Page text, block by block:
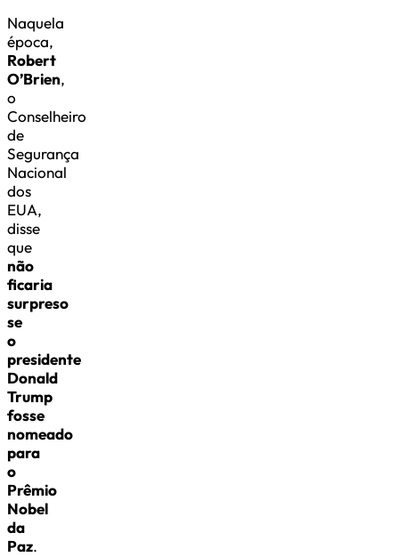
Naquela
época,
Robert
O’Brien,
o
Conselheiro
de
Segurança
Nacional
dos
EUA,
disse
que
não
ficaria
surpreso
se
o
presidente
Donald
Trump
fosse
nomeado
para
o
Prêmio
Nobel
da
Paz.